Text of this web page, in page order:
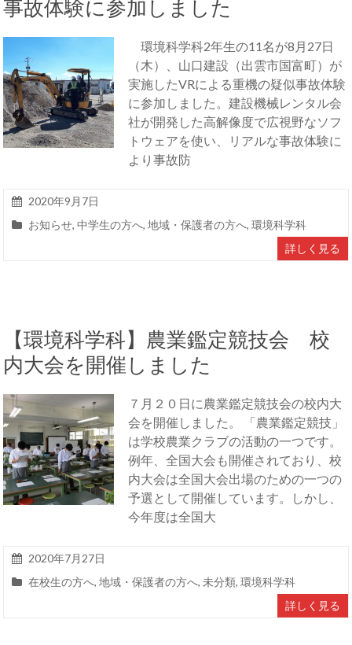
事故体験に参加しました
環境科学科2年生の11名が8月27日
（木）、山口建設（出雲市国富町）が
実施したVRによる重機の疑似事故体験
に参加しました。建設機械レンタル会
社が開発した高解像度で広視野なソフ
トウェアを使い、リアルな事故体験に
より事故防
2020年9月7日
お知らせ,中学生の方へ,地域・保護者の方へ,環境科学科
詳しく見る
【環境科学科】農業鑑定競技会 校
内大会を開催しました
７月２０日に農業鑑定競技会の校内大
会を開催しました。 「農業鑑定競技」
は学校農業クラブの活動の一つです。
例年、全国大会も開催されており、校
内大会は全国大会出場のための一つの
予選として開催しています。しかし、
今年度は全国大
2020年7月27日
在校生の方へ,地域・保護者の方へ, 未分類,環境科学科
詳しく見る